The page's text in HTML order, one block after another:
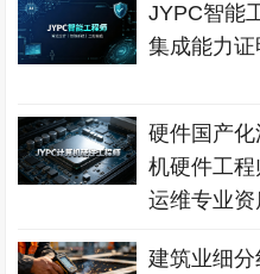
JYPC智能
集成能力证
硬件国产
机硬件工
运维专业资
建筑业细